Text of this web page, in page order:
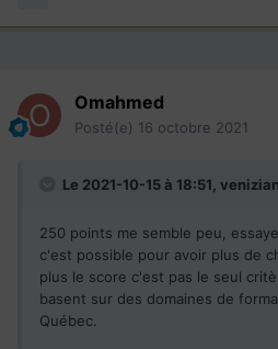
Omahmed
Posté(e) 16 octobre 2021
Le 2021-10-15 à 18:51,
250 points me semble peu,
c'est possible pour avoir plus de
plus le score c'est pas le seul
basent sur des domaines de
Québec.